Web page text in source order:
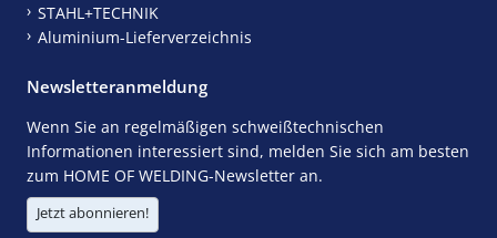
STAHL+TECHNIK
Aluminium-Lieferverzeichnis
Newsletteranmeldung
Wenn Sie an regelmäßigen schweißtechnischen
Informationen interessiert sind, melden Sie sich am besten
zum HOME OF WELDING-Newsletter an.
Jetzt abonnieren!